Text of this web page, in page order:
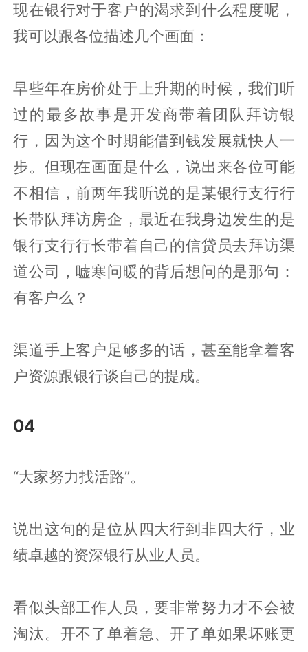
现在银行对于客户的渴求到什么程度呢，
我可以跟各位描述几个画面：
早些年在房价处于上升期的时候，我们听
过的最多故事是开发商带着团队拜访银
行，因为这个时期能借到钱发展就快人一
步。但现在画面是什么，说出来各位可能
不相信，前两年我听说的是某银行支行行
长带队拜访房企，最近在我身边发生的是
银行支行行长带着自己的信贷员去拜访渠
道公司，嘘寒问暖的背后想问的是那句：
有客户么？
渠道手上客户足够多的话，甚至能拿着客
户资源跟银行谈自己的提成。
04
“大家努力找活路”。
说出这句的是位从四大行到非四大行，业
绩卓越的资深银行从业人员。
看似头部工作人员，要非常努力才不会被
淘汰。开不了单着急、开了单如果坏账更